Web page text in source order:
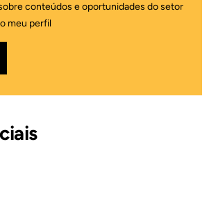
conteúdos e oportunidades do setor
meu perfil